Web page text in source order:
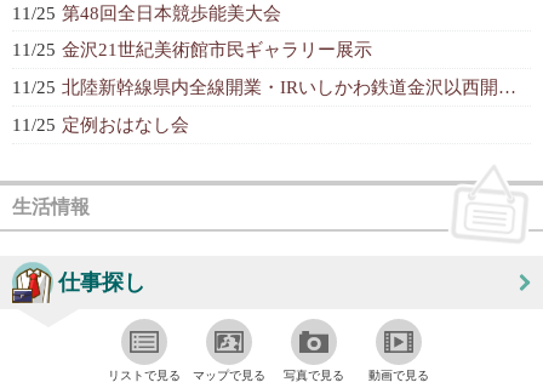
11/25 第48回全日本競歩能美大会
11/25 金沢21世紀美術館市民ギャラリー展示
11/25 北陸新幹線県内全線開業・IRいしかわ鉄道金沢以西開業イベント
11/25 定例おはなし会
生活情報
仕事探し
リストで見る マップで見る 写真で見る 動画で見る